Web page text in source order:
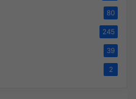
80
245
39
2